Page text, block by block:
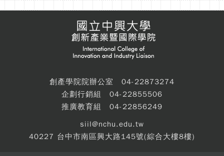
創產學院院辦公室 04-22873274
企劃行銷組 04-22855506
推廣教育組 04-22856249
siil@nchu.edu.tw
40227 台中市南區興大路145號(綜合大樓8樓)